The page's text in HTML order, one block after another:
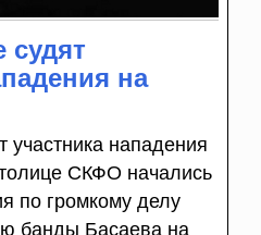
судят
на
участника нападения
СКФО начались
по громкому делу
банды Басаева на